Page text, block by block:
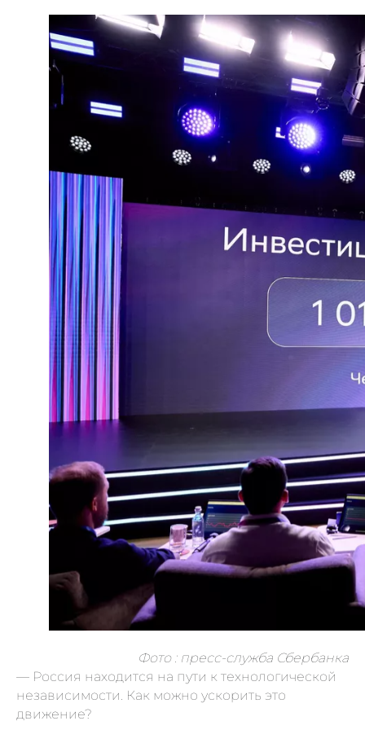
Фото : пресс-служба Сбербанка
— Россия находится на пути к технологической
независимости. Как можно ускорить это
движение?